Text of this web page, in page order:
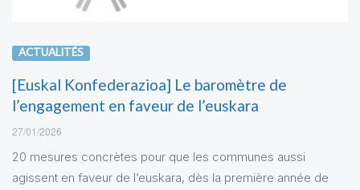
ACTUALITÉS
[Euskal Konfederazioa] Le baromètre de
l’engagement en faveur de l’euskara
27/01/2026
20 mesures concrètes pour que les communes aussi
agissent en faveur de l’euskara, dès la première année de